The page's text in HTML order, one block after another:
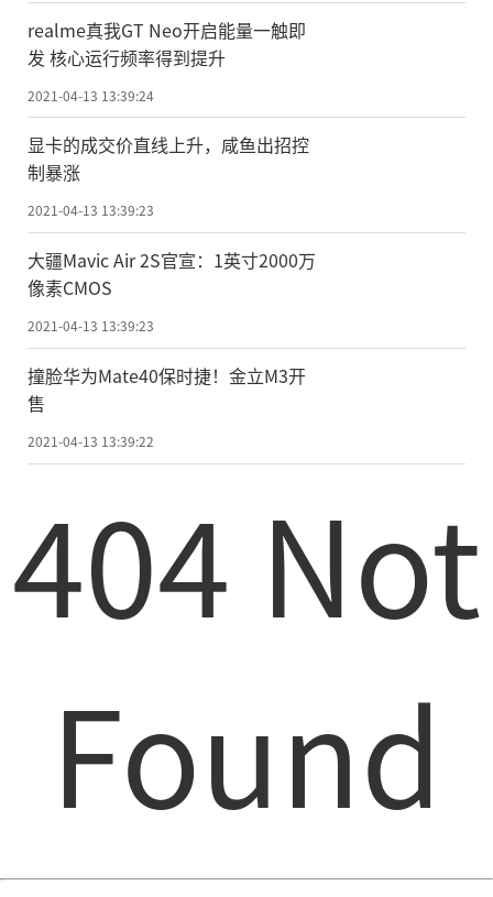
realme真我GT Neo开启能量一触即
发 核心运行频率得到提升
2021-04-13 13:39:24
显卡的成交价直线上升，咸鱼出招控
制暴涨
2021-04-13 13:39:23
大疆Mavic Air 2S官宣：1英寸2000万
像素CMOS
2021-04-13 13:39:23
撞脸华为Mate40保时捷！金立M3开
售
2021-04-13 13:39:22
404 Not
Found